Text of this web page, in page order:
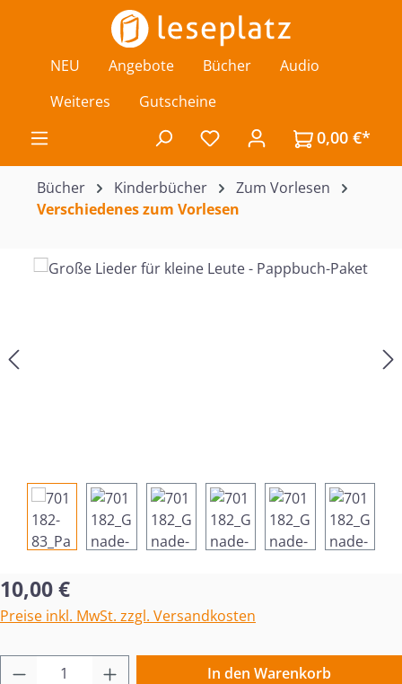
Zum Hauptinhalt springen
NEU Angebote Bücher
Audio
Weiteres
Gutscheine
Du hast 0 Produkte auf
0,00 €*
Bücher Kinderbücher
Zum Vorlesen
Verschiedenes zum Vorlesen
Bildergalerie überspringen
Regulärer Preis:
10,00 €
Preise inkl. MwSt. zzgl. Versandkosten
Produkt Anzahl: Gib den gewünschten
In den Warenkorb